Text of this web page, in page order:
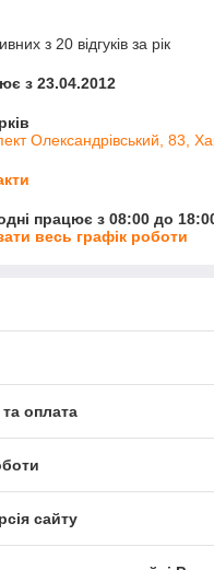
з 20 відгуків за рік
з 23.04.2012
Олександрівський, 83,
працює з 08:00 до
весь графік роботи
оплата
сайту